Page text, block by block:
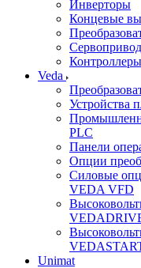
Инверторы
Концевые
Контроллеры
Veda
Устройства
PLC
Панели
Опции
Силовые
VEDA VFD
Unimat